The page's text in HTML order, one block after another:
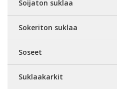
Soijaton suklaa
Sokeriton suklaa
Soseet
Suklaakarkit